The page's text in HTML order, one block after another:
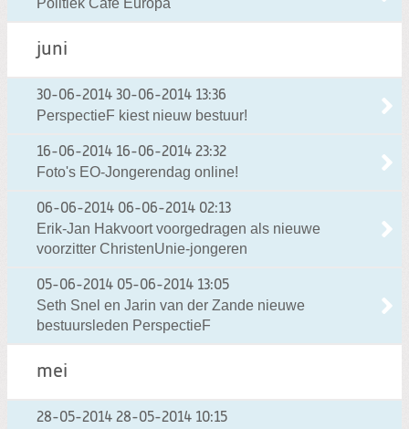
Politiek Café Europa
juni
30-06-2014 30-06-2014 13:36
PerspectieF kiest nieuw bestuur!
16-06-2014 16-06-2014 23:32
Foto's EO-Jongerendag online!
06-06-2014 06-06-2014 02:13
Erik-Jan Hakvoort voorgedragen als nieuwe
voorzitter ChristenUnie-jongeren
05-06-2014 05-06-2014 13:05
Seth Snel en Jarin van der Zande nieuwe
bestuursleden PerspectieF
mei
28-05-2014 28-05-2014 10:15